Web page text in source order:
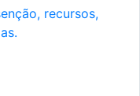
recursos,